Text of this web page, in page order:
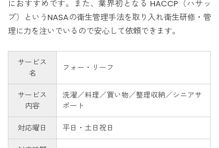
におすすめです。また、業界初となる HACCP（ハサッ
プ）というNASAの衛生管理手法を取り入れ衛生研修・管
理に力を注いでいるので安心して依頼できます。
サービス
名
フォー・リーフ
サービス
内容
洗濯／料理／買い物／整理収納／シニアサ
ポート
対応曜日 平日・土日祝日